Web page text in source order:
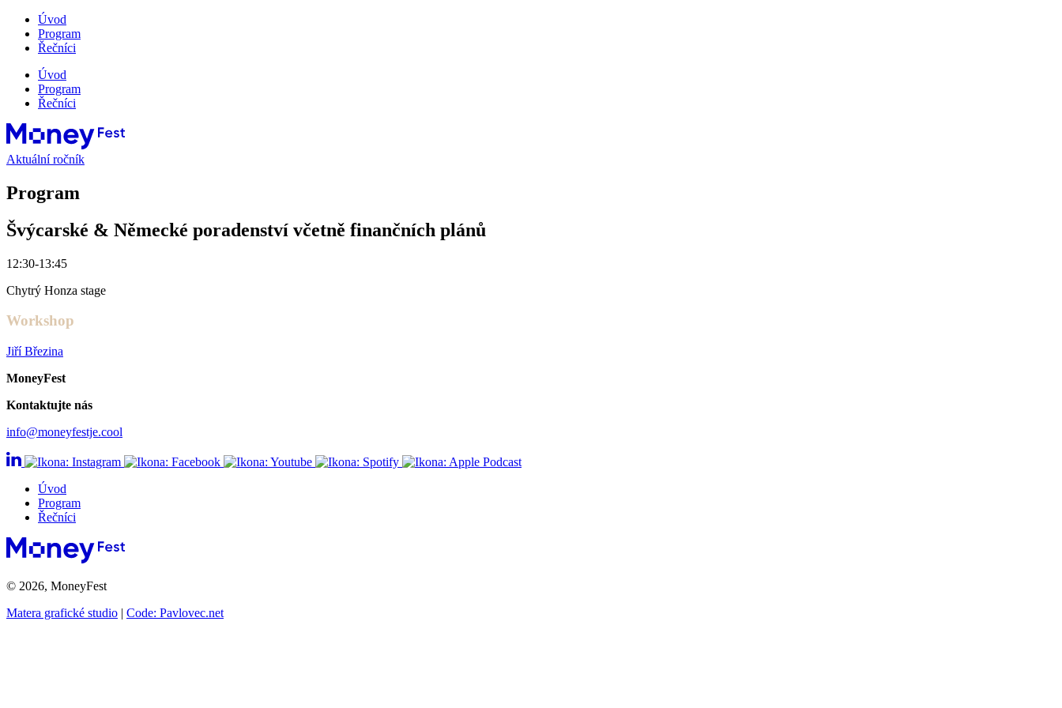
Úvod
Program
Řečníci
Úvod
Program
Řečníci
Aktuální ročník
Program
Švýcarské & Německé poradenství včetně finančních plánů
12:30-13:45
Chytrý Honza stage
Workshop
Jiří Březina
MoneyFest
Kontaktujte nás
info@moneyfestje.cool
Úvod
Program
Řečníci
© 2026, MoneyFest
Matera grafické studio | Code: Pavlovec.net